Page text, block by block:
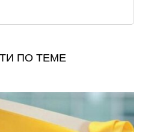
России в 2008-м
обеды в ресторанах:
капусты, яиц и свежих
ПО ТЕМЕ